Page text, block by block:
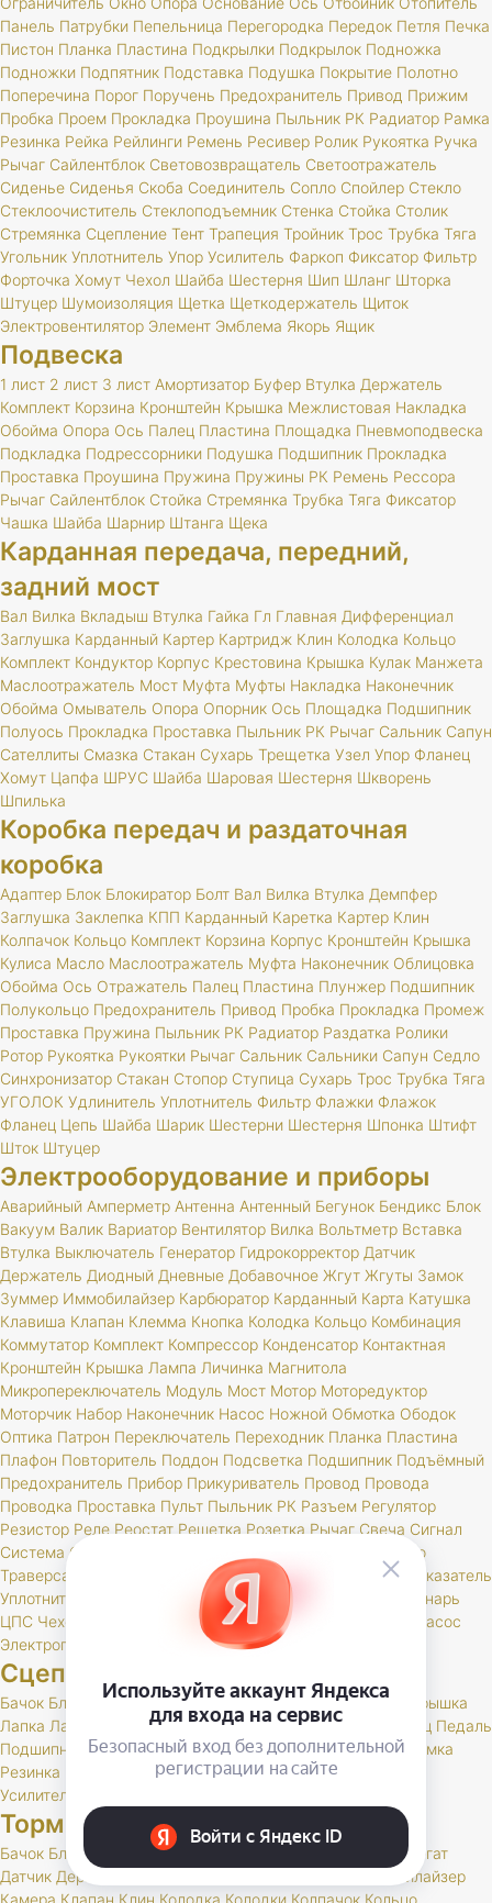
Панель Патрубки Пепельница Перегородка Передок Петля Печка
Пистон Планка Пластина Подкрылки Подкрылок Подножка
Подножки Подпятник Подставка Подушка Покрытие Полотно
Поперечина Порог Поручень Предохранитель Привод Прижим
Пробка Проем Прокладка Проушина Пыльник РК Радиатор Рамка
Резинка Рейка Рейлинги Ремень Ресивер Ролик Рукоятка Ручка
Рычаг Сайлентблок Световозвращатель Светоотражатель
Сиденье Сиденья Скоба Соединитель Сопло Спойлер Стекло
Стеклоочиститель Стеклоподъемник Стенка Стойка Столик
Стремянка Сцепление Тент Трапеция Тройник Трос Трубка Тяга
Угольник Уплотнитель Упор Усилитель Фаркоп Фиксатор Фильтр
Форточка Хомут Чехол Шайба Шестерня Шип Шланг Шторка
Штуцер Шумоизоляция Щетка Щеткодержатель Щиток
Электровентилятор Элемент Эмблема Якорь Ящик
Подвеска
1 лист 2 лист 3 лист Амортизатор Буфер Втулка Держатель
Комплект Корзина Кронштейн Крышка Межлистовая Накладка
Обойма Опора Ось Палец Пластина Площадка Пневмоподвеска
Подкладка Подрессорники Подушка Подшипник Прокладка
Проставка Проушина Пружина Пружины РК Ремень Рессора
Рычаг Сайлентблок Стойка Стремянка Трубка Тяга Фиксатор
Чашка Шайба Шарнир Штанга Щека
Карданная передача, передний,
задний мост
Вал Вилка Вкладыш Втулка Гайка Гл Главная Дифференциал
Заглушка Карданный Картер Картридж Клин Колодка Кольцо
Комплект Кондуктор Корпус Крестовина Крышка Кулак Манжета
Маслоотражатель Мост Муфта Муфты Накладка Наконечник
Обойма Омыватель Опора Опорник Ось Площадка Подшипник
Полуось Прокладка Проставка Пыльник РК Рычаг Сальник Сапун
Сателлиты Смазка Стакан Сухарь Трещетка Узел Упор Фланец
Хомут Цапфа ШРУС Шайба Шаровая Шестерня Шкворень
Шпилька
Коробка передач и раздаточная
коробка
Адаптер Блок Блокиратор Болт Вал Вилка Втулка Демпфер
Заглушка Заклепка КПП Карданный Каретка Картер Клин
Колпачок Кольцо Комплект Корзина Корпус Кронштейн Крышка
Кулиса Масло Маслоотражатель Муфта Наконечник Облицовка
Обойма Ось Отражатель Палец Пластина Плунжер Подшипник
Полукольцо Предохранитель Привод Пробка Прокладка Промеж
Проставка Пружина Пыльник РК Радиатор Раздатка Ролики
Ротор Рукоятка Рукоятки Рычаг Сальник Сальники Сапун Седло
Синхронизатор Стакан Стопор Ступица Сухарь Трос Трубка Тяга
УГОЛОК Удлинитель Уплотнитель Фильтр Флажки Флажок
Фланец Цепь Шайба Шарик Шестерни Шестерня Шпонка Штифт
Шток Штуцер
Электрооборудование и приборы
Аварийный Амперметр Антенна Антенный Бегунок Бендикс Блок
Вакуум Валик Вариатор Вентилятор Вилка Вольтметр Вставка
Втулка Выключатель Генератор Гидрокорректор Датчик
Держатель Диодный Дневные Добавочное Жгут Жгуты Замок
Зуммер Иммобилайзер Карбюратор Карданный Карта Катушка
Клавиша Клапан Клемма Кнопка Колодка Кольцо Комбинация
Коммутатор Комплект Компрессор Конденсатор Контактная
Кронштейн Крышка Лампа Личинка Магнитола
Микропереключатель Модуль Мост Мотор Моторедуктор
Моторчик Набор Наконечник Насос Ножной Обмотка Ободок
Оптика Патрон Переключатель Переходник Планка Пластина
Плафон Повторитель Поддон Подсветка Подшипник Подъёмный
Предохранитель Прибор Прикуриватель Провод Провода
Проводка Проставка Пульт Пыльник РК Разъем Регулятор
Резистор Реле Реостат Решетка Розетка Рычаг Свеча Сигнал
Система Скоба
Стекло
Траверса
Транспондер Трос Тумблер
Указатель
Уплотнитель
Устройство Фара
Фонарь
ЦПС Чехол Щеточный Щиток
Электробензонасос
Электропривод
Сцепление
Бачок Блок Вилка Втулка Диск Картер Корзина Корпус
Крышка
Лапка Лапки Манжета Муфта Накладка Опора Палец Педаль
Подшипник
Поршень Пресс Пружина Пыльник РК Раб
Рамка
Резинка
Скоба Сцепление Толкатель Трубка
Усилитель
Тормоза
Бачок Блок Вакуумный
Гидроагрегат
Датчик Держатель
Иммобилайзер
Камера Клапан Клин Колодка Колодки Колпачок Кольцо